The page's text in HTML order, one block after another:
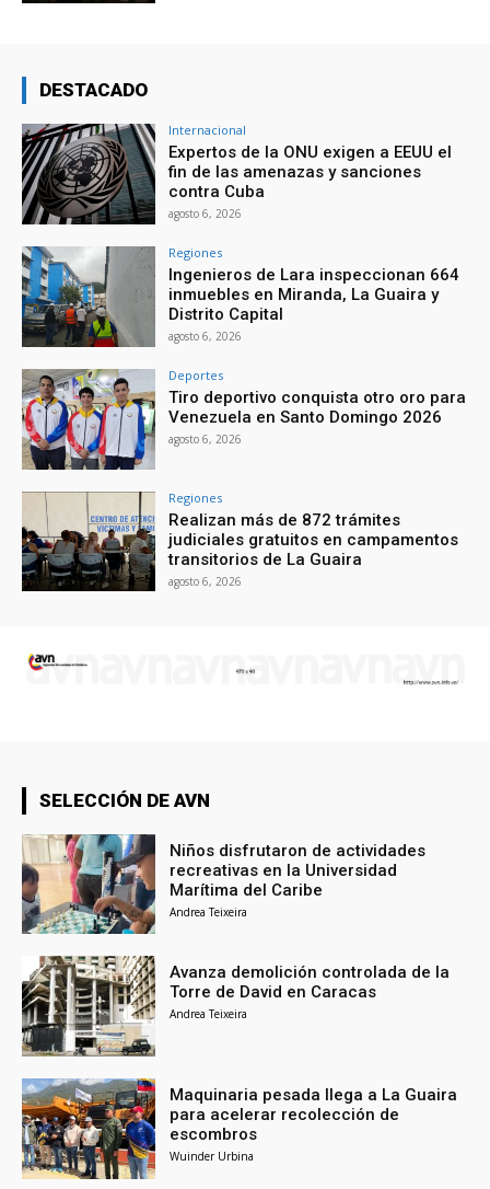
DESTACADO
Internacional
Expertos de la ONU exigen a EEUU el
fin de las amenazas y sanciones
contra Cuba
agosto 6, 2026
Regiones
Ingenieros de Lara inspeccionan 664
inmuebles en Miranda, La Guaira y
Distrito Capital
agosto 6, 2026
Deportes
Tiro deportivo conquista otro oro para
Venezuela en Santo Domingo 2026
agosto 6, 2026
Regiones
Realizan más de 872 trámites
judiciales gratuitos en campamentos
transitorios de La Guaira
agosto 6, 2026
SELECCIÓN DE AVN
Niños disfrutaron de actividades
recreativas en la Universidad
Marítima del Caribe
Andrea Teixeira
Avanza demolición controlada de la
Torre de David en Caracas
Andrea Teixeira
Maquinaria pesada llega a La Guaira
para acelerar recolección de
escombros
Wuinder Urbina